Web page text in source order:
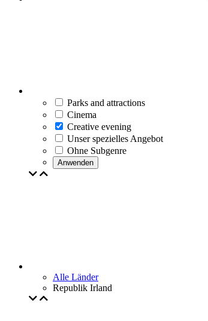
Parks and attractions
Cinema
Creative evening
Unser spezielles Angebot
Ohne Subgenre
Anwenden
Alle Länder
Republik Irland